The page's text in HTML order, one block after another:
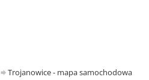
Trojanowice - mapa samochodowa